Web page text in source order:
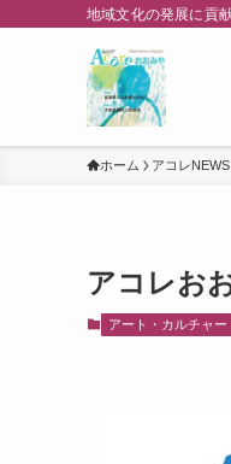
地域文化の発展に貢
ホーム アコレNEWS
アコレお
アート・カルチャー